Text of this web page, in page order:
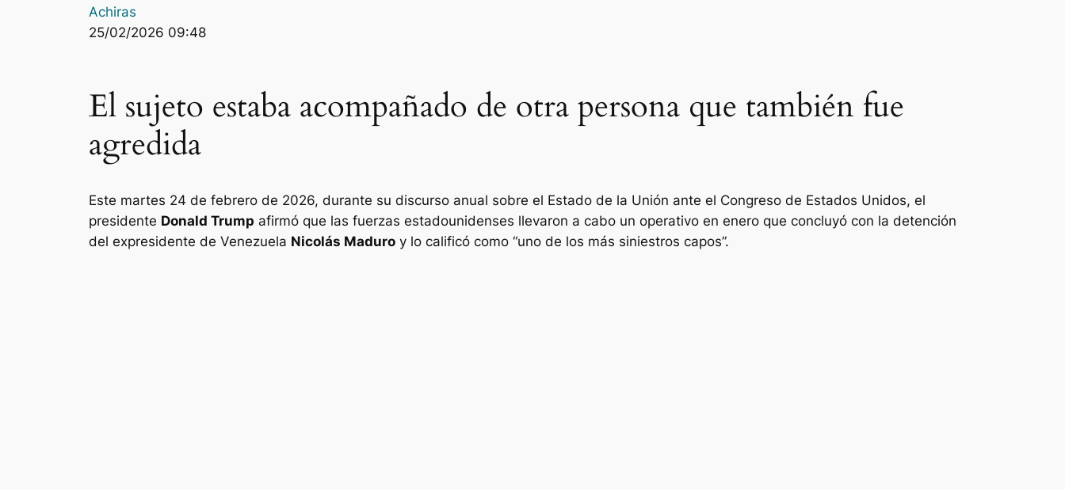
Achiras
25/02/2026 09:48
El sujeto estaba acompañado de otra persona que también fue
agredida
Este martes 24 de febrero de 2026, durante su discurso anual sobre el Estado de la Unión ante el Congreso de Estados Unidos, el
presidente Donald Trump afirmó que las fuerzas estadounidenses llevaron a cabo un operativo en enero que concluyó con la detención
del expresidente de Venezuela Nicolás Maduro y lo calificó como “uno de los más siniestros capos”.